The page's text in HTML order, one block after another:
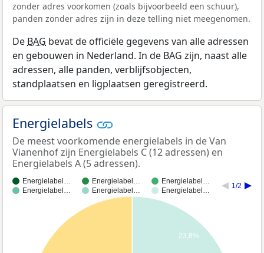
zonder adres voorkomen (zoals bijvoorbeeld een schuur),
panden zonder adres zijn in deze telling niet meegenomen.
De BAG bevat de officiële gegevens van alle adressen
en gebouwen in Nederland. In de BAG zijn, naast alle
adressen, alle panden, verblijfsobjecten,
standplaatsen en ligplaatsen geregistreerd.
Energielabels
De meest voorkomende energielabels in de Van
Vianenhof zijn Energielabels C (12 adressen) en
Energielabels A (5 adressen).
Energielabel… Energielabel…
Energielabel…
Energielabel…
Energielabel… Energielabel…
1/2
23,8%